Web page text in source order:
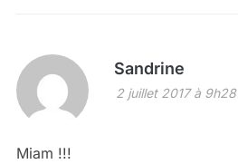
Sandrine
2 juillet 2017 à 9h28
Miam !!!